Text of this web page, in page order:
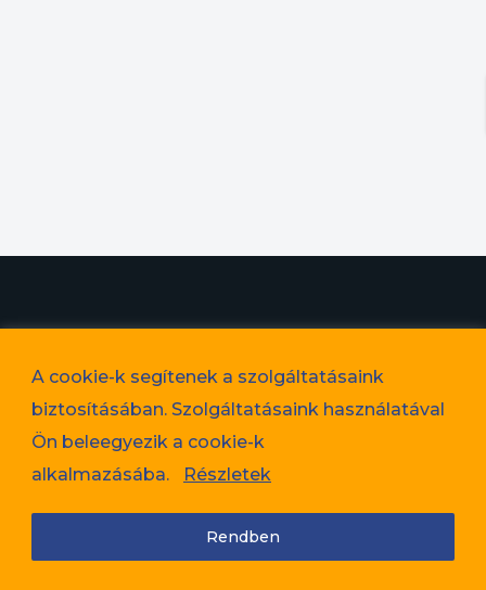
A cookie-k segítenek a szolgáltatásaink
biztosításában. Szolgáltatásaink használatával
Ön beleegyezik a cookie-k
alkalmazásába.
Részletek
Rendben
Adatvédelem
Cookie tájékoztató